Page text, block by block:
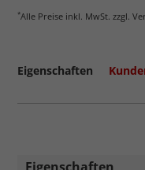
*Alle Preise inkl. MwSt. zzgl.
Eigenschaften